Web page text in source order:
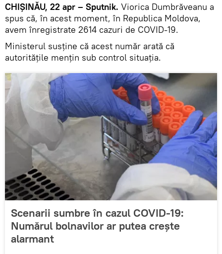
CHIȘINĂU, 22 apr – Sputnik. Viorica Dumbrăveanu a
spus că, în acest moment, în Republica Moldova,
avem înregistrate 2614 cazuri de COVID-19.
Ministerul susține că acest număr arată că
autoritățile mențin sub control situația.
Scenarii sumbre în cazul COVID-19:
Numărul bolnavilor ar putea crește
alarmant